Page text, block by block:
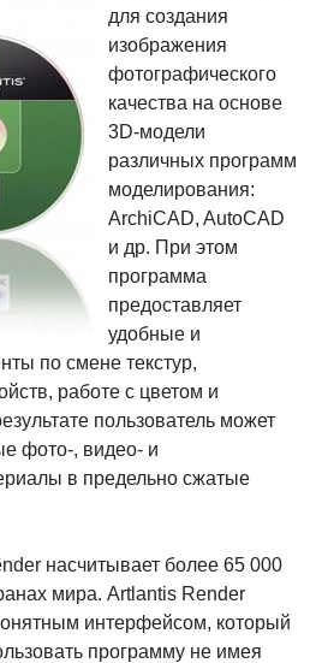
для создания
изображения
фотографического
качества на основе
3D-модели
различных программ
моделирования:
ArchiCAD, AutoCAD
и др. При этом
программа
предоставляет
удобные и
по смене текстур,
работе с цветом и
пользователь может
фото-, видео- и
в предельно сжатые
насчитывает более 65 000
мира. Artlantis Render
интерфейсом, который
программу не имея